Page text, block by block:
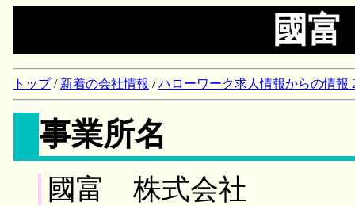
國
トップ/ 新着の会社情報 /ハローワーク求人情報からの情報
事業所名
國富 株式会社